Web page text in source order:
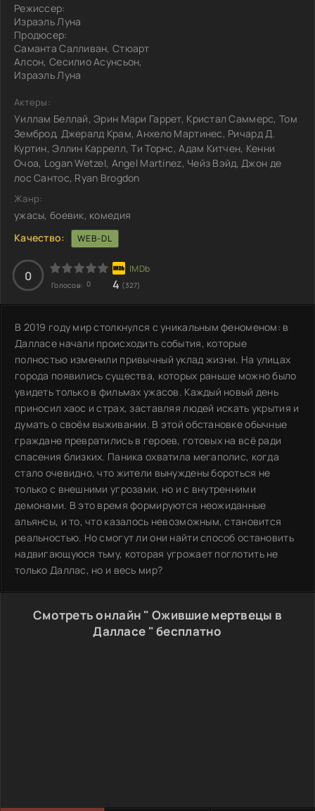
Режиссер:
Израэль Луна
Продюсер:
Саманта Салливан, Стюарт
Алсон, Сесилио Асунсьон,
Израэль Луна
Актеры:
Уиллам Беллай, Эрин Мари Гаррет, Кристал Саммерс, Том
Земброд, Джералд Крам, Анхело Мартинес, Ричард Д.
Куртин, Эллин Каррелл, Ти Торнс, Адам Китчен, Кенни
Очоа, Logan Wetzel, Angel Martinez, Чейз Вэйд, Джон де
лос Сантос, Ryan Brogdon
Жанр:
ужасы, боевик, комедия
Качество:
WEB-DL
0
Голосов: 0 4 (327)
В 2019 году мир столкнулся с уникальным феноменом: в
Далласе начали происходить события, которые
полностью изменили привычный уклад жизни. На улицах
города появились существа, которых раньше можно было
увидеть только в фильмах ужасов. Каждый новый день
приносил хаос и страх, заставляя людей искать укрытия и
думать о своём выживании. В этой обстановке обычные
граждане превратились в героев, готовых на всё ради
спасения близких. Паника охватила мегаполис, когда
стало очевидно, что жители вынуждены бороться не
только с внешними угрозами, но и с внутренними
демонами. В это время формируются неожиданные
альянсы, и то, что казалось невозможным, становится
реальностью. Но смогут ли они найти способ остановить
надвигающуюся тьму, которая угрожает поглотить не
только Даллас, но и весь мир?
Смотреть онлайн " Ожившие мертвецы в
Далласе " бесплатно